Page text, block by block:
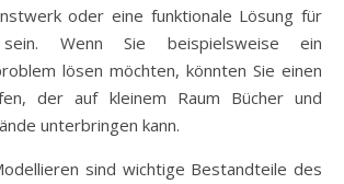
oder eine funktionale Lösung für
Wenn Sie beispielsweise ein
lösen möchten, könnten Sie einen
der auf kleinem Raum Bücher und
unterbringen kann.
sind wichtige Bestandteile des